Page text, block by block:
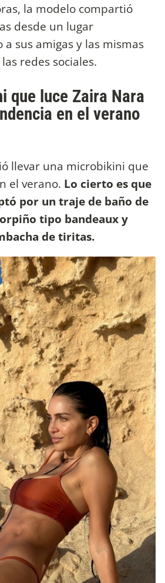
la modelo compartió
desde un lugar
sus amigas y las mismas
redes sociales.
que luce Zaira Nara
en el verano
llevar una microbikini que
el verano. Lo cierto es que
por un traje de baño de
tipo bandeaux y
de tiritas.